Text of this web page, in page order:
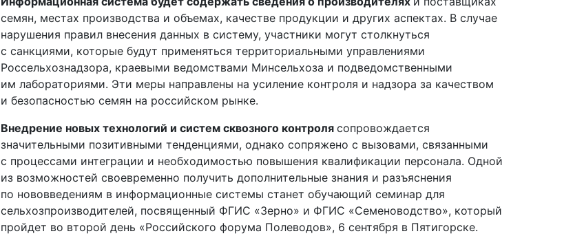
семян, местах производства и объемах, качестве продукции и других аспектах. В случае
нарушения правил внесения данных в систему, участники могут столкнуться
с санкциями, которые будут применяться территориальными управлениями
Россельхознадзора, краевыми ведомствами Минсельхоза и подведомственными
им лабораториями. Эти меры направлены на усиление контроля и надзора за качеством
и безопасностью семян на российском рынке.
Внедрение новых технологий и систем сквозного контроля сопровождается
значительными позитивными тенденциями, однако сопряжено с вызовами, связанными
с процессами интеграции и необходимостью повышения квалификации персонала. Одной
из возможностей своевременно получить дополнительные знания и разъяснения
по нововведениям в информационные системы станет обучающий семинар для
сельхозпроизводителей, посвященный ФГИС «Зерно» и ФГИС «Семеноводство», который
пройдет во второй день «Российского форума Полеводов», 6 сентября в Пятигорске.